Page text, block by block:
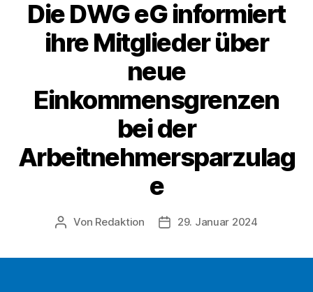
Die DWG eG informiert
ihre Mitglieder über
neue
Einkommensgrenzen
bei der
Arbeitnehmersparzulag
e
Beitragsautor
Von Redaktion Beitragsdatum
29. Januar 2024